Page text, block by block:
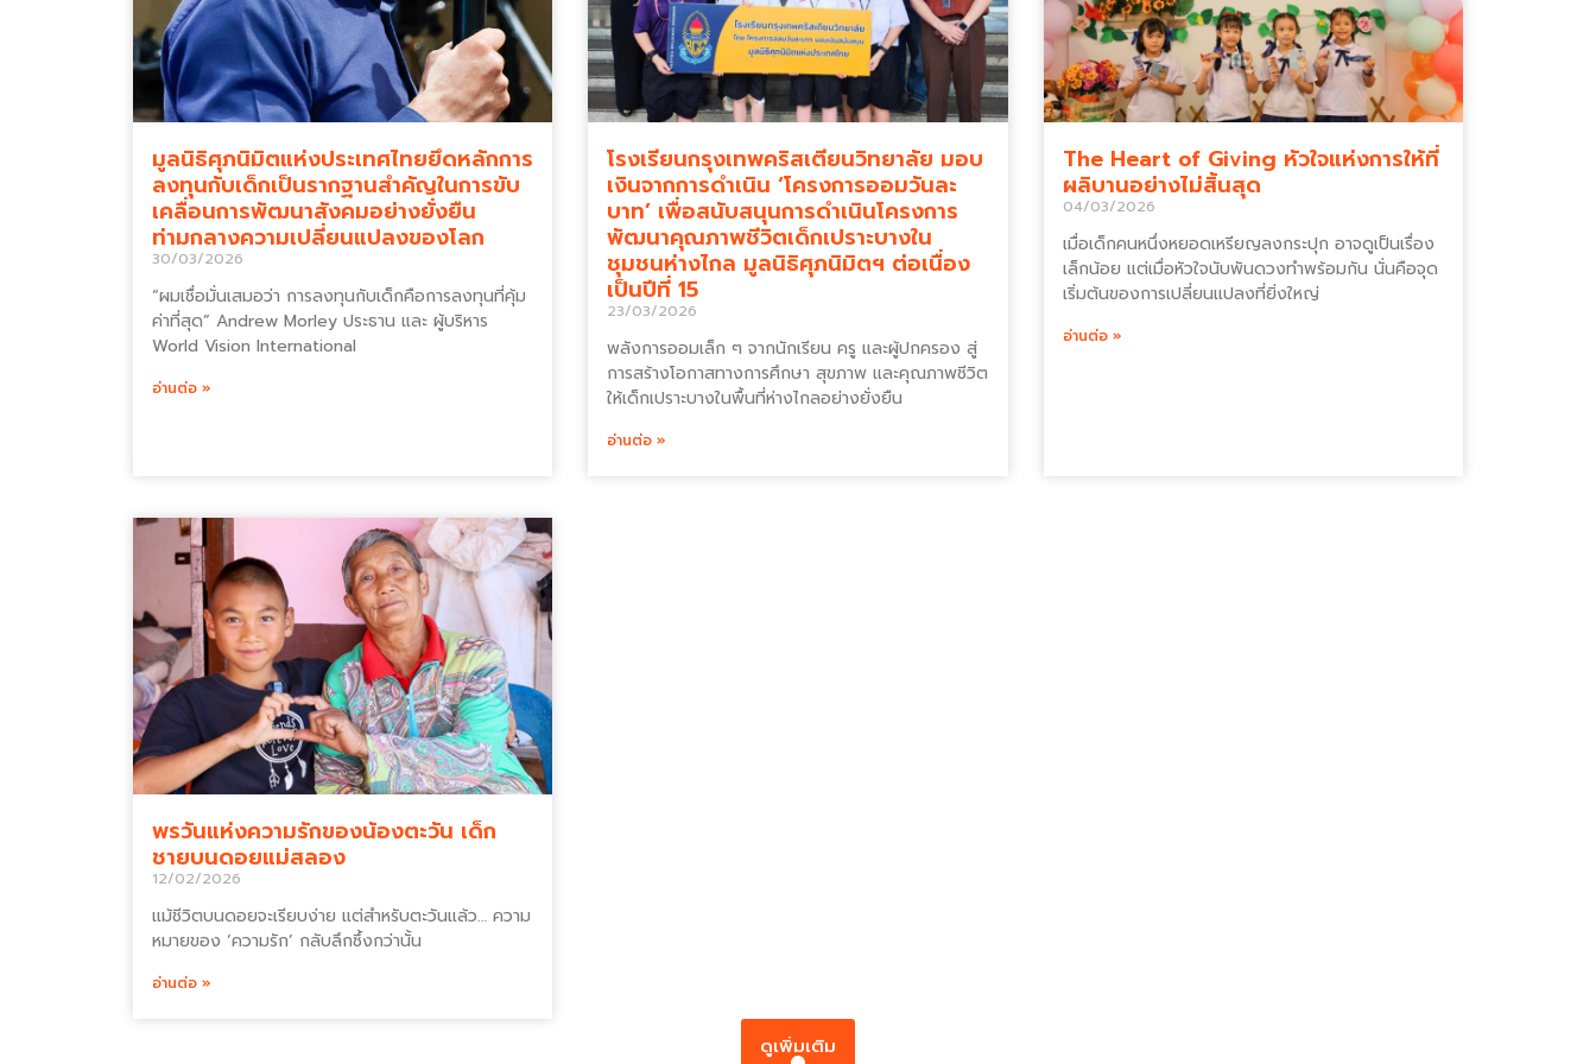
มูลนิธิศุภนิมิตแห่งประเทศไทยยึดหลักการ
ลงทุนกับเด็กเป็นรากฐานสำคัญในการขับ
เคลื่อนการพัฒนาสังคมอย่างยั่งยืน
ท่ามกลางความเปลี่ยนแปลงของโลก
30/03/2026
“ผมเชื่อมั่นเสมอว่า การลงทุนกับเด็กคือการลงทุนที่คุ้ม
ค่าที่สุด” Andrew Morley ประธาน และ ผู้บริหาร
World Vision International
อ่านต่อ »
โรงเรียนกรุงเทพคริสเตียนวิทยาลัย มอบ
เงินจากการดำเนิน ‘โครงการออมวันละ
บาท’ เพื่อสนับสนุนการดำเนินโครงการ
พัฒนาคุณภาพชีวิตเด็กเปราะบางใน
ชุมชนห่างไกล มูลนิธิศุภนิมิตฯ ต่อเนื่อง
เป็นปีที่ 15
23/03/2026
พลังการออมเล็ก ๆ จากนักเรียน ครู และผู้ปกครอง สู่
การสร้างโอกาสทางการศึกษา สุขภาพ และคุณภาพชีวิต
ให้เด็กเปราะบางในพื้นที่ห่างไกลอย่างยั่งยืน
อ่านต่อ »
The Heart of Giving หัวใจแห่งการให้ที่
ผลิบานอย่างไม่สิ้นสุด
04/03/2026
เมื่อเด็กคนหนึ่งหยอดเหรียญลงกระปุก อาจดูเป็นเรื่อง
เล็กน้อย แต่เมื่อหัวใจนับพันดวงทำพร้อมกัน นั่นคือจุด
เริ่มต้นของการเปลี่ยนแปลงที่ยิ่งใหญ่
อ่านต่อ »
พรวันแห่งความรักของน้องตะวัน เด็ก
ชายบนดอยแม่สลอง
12/02/2026
แม้ชีวิตบนดอยจะเรียบง่าย แต่สำหรับตะวันแล้ว… ความ
หมายของ ‘ความรัก’ กลับลึกซึ้งกว่านั้น
อ่านต่อ »
ดูเพิ่มเติม